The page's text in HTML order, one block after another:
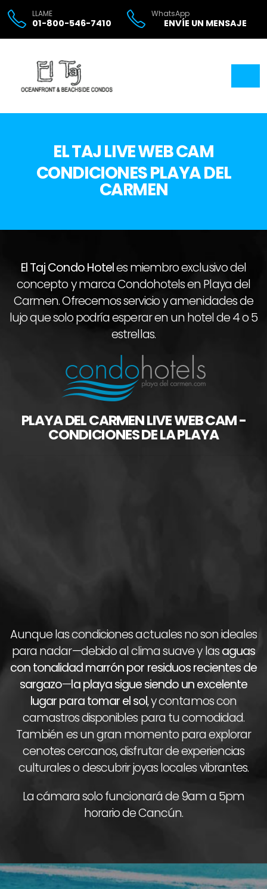
LLAME
01-800-546-7410
WhatsApp
ENVÍE UN MENSAJE
EL TAJ LIVE WEB CAM
CONDICIONES PLAYA DEL
CARMEN
El Taj Condo Hoteles miembro exclusivo del
concepto y marca Condohotels en Playa del
Carmen. Ofrecemos servicio y amenidades de
lujo que solo podría esperar en un hotel de 4 o 5
estrellas.
PLAYA DEL CARMEN LIVE WEB CAM -
CONDICIONES DE LA PLAYA
Aunque las condiciones actuales no son ideales
para nadar—debido al clima suave y lasaguas
con tonalidad marrón por residuos recientes de
sargazo—la playa sigue siendo un excelente
lugar para tomar el sol, y contamos con
camastros disponibles para tu comodidad.
También es un gran momento para explorar
cenotes cercanos, disfrutar de experiencias
culturales o descubrir joyas locales vibrantes.
La cámara solo funcionará de 9am a 5pm
horario de Cancún.